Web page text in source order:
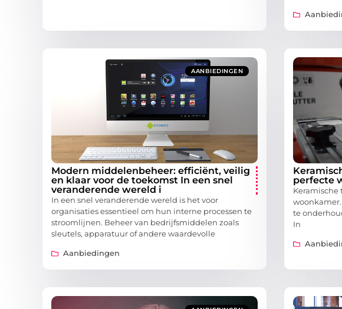
AANBIEDINGEN
Modern middelenbeheer: efficiënt, veilig
en klaar voor de toekomst In een snel
veranderende wereld i
In een snel veranderende wereld is het voor
organisaties essentieel om hun interne processen te
stroomlijnen. Beheer van bedrijfsmiddelen zoals
sleutels, apparatuur of andere waardevolle
Aanbiedingen
perfecte
Keramische
te
In